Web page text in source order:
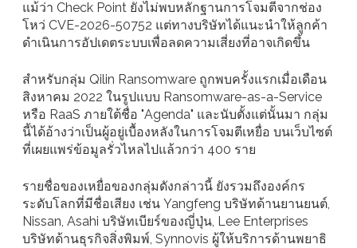
แม้ว่า Check Point ยังไม่พบหลักฐานการโจมตีจากช่อง
โหว่ CVE-2026-50752 แต่ทางบริษัทได้แนะนำให้ลูกค้า
ดำเนินการอัปเดตระบบเพื่อลดความเสี่ยงที่อาจเกิดขึ้น
สำหรับกลุ่ม Qilin Ransomware ถูกพบครั้งแรกเมื่อเดือน
สิงหาคม 2022 ในรูปแบบ Ransomware-as-a-Service
หรือ RaaS ภายใต้ชื่อ "Agenda" และนับตั้งแต่นั้นมา กลุ่ม
นี้ได้อ้างว่าเป็นผู้อยู่เบื้องหลังในการโจมตีเหยื่อ บนเว็บไซต์
ที่เผยแพร่ข้อมูลรั่วไหลไปแล้วกว่า 400 ราย
รายชื่อของเหยื่อของกลุ่มดังกล่าวนี้ ยังรวมถึงองค์กร
ระดับโลกที่มีชื่อเสียง เช่น Yangfeng บริษัทด้านยานยนต์,
Nissan, Asahi บริษัทเบียร์ของญี่ปุ่น, Lee Enterprises
บริษัทด้านธุรกิจสิ่งพิมพ์, Synnovis ผู้ให้บริการด้านพยาธิ